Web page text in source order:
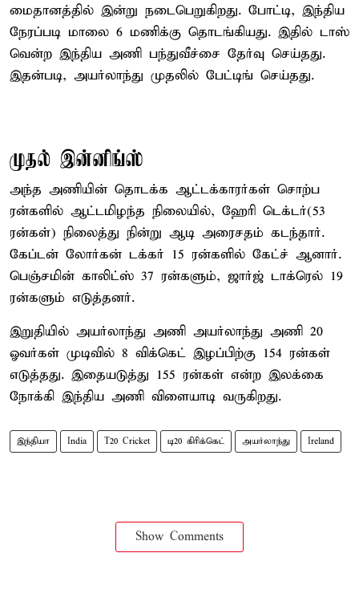
மைதானத்தில் இன்று நடைபெறுகிறது. போட்டி, இந்திய
நேரப்படி மாலை 6 மணிக்கு தொடங்கியது. இதில் டாஸ்
வென்ற இந்திய அணி பந்துவீச்சை தேர்வு செய்தது.
இதன்படி, அயர்லாந்து முதலில் பேட்டிங் செய்தது.
முதல் இன்னிங்ஸ்
அந்த அணியின் தொடக்க ஆட்டக்காரர்கள் சொற்ப
ரன்களில் ஆட்டமிழந்த நிலையில், ஹேரி டெக்டர்(53
ரன்கள்) நிலைத்து நின்று ஆடி அரைசதம் கடந்தார்.
கேப்டன் லோர்கன் டக்கர் 15 ரன்களில் கேட்ச் ஆனார்.
பெஞ்சமின் காலிட்ஸ் 37 ரன்களும், ஜார்ஜ் டாக்ரெல் 19
ரன்களும் எடுத்தனர்.
இறுதியில் அயர்லாந்து அணி அயர்லாந்து அணி 20
ஓவர்கள் முடிவில் 8 விக்கெட் இழப்பிற்கு 154 ரன்கள்
எடுத்தது. இதையடுத்து 155 ரன்கள் என்ற இலக்கை
நோக்கி இந்திய அணி விளையாடி வருகிறது.
இந்தியா India T20 Cricket டி20 கிரிக்கெட் அயர்லாந்து Ireland
Show Comments